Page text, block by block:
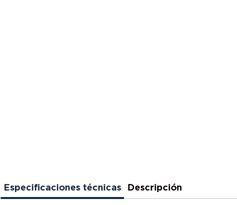
Especificaciones técnicas Descripción